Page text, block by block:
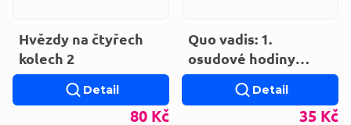
Hvězdy na čtyřech
kolech 2
80 Kč
Detail
Quo vadis: 1.
osudové hodiny
lidstva
35 Kč
Detail